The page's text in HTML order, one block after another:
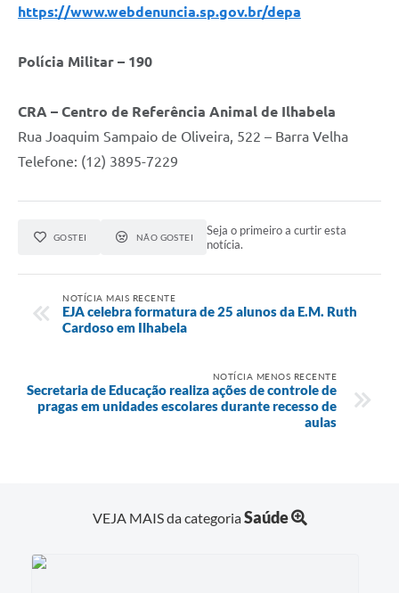
https://www.webdenuncia.sp.gov.br/depa
Polícia Militar – 190
CRA – Centro de Referência Animal de Ilhabela
Rua Joaquim Sampaio de Oliveira, 522 – Barra Velha
Telefone: (12) 3895-7229
GOSTEI NÃO GOSTEI
Seja o primeiro a curtir esta
notícia.
NOTÍCIA MAIS RECENTE
EJA celebra formatura de 25 alunos da E.M. Ruth
Cardoso em Ilhabela
NOTÍCIA MENOS RECENTE
Secretaria de Educação realiza ações de controle de
pragas em unidades escolares durante recesso de
aulas
VEJA MAIS da categoriaSaúde